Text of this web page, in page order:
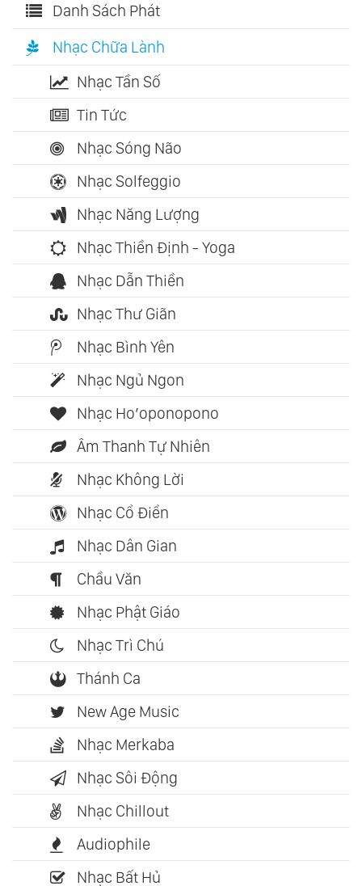
Danh Sách Phát
Nhạc Chữa Lành
Nhạc Tần Số
Tin Tức
Nhạc Sóng Não
Nhạc Solfeggio
Nhạc Năng Lượng
Nhạc Thiền Định - Yoga
Nhạc Dẫn Thiền
Nhạc Thư Giãn
Nhạc Bình Yên
Nhạc Ngủ Ngon
Nhạc Ho’oponopono
Âm Thanh Tự Nhiên
Nhạc Không Lời
Nhạc Cổ Điển
Nhạc Dân Gian
Chầu Văn
Nhạc Phật Giáo
Nhạc Trì Chú
Thánh Ca
New Age Music
Nhạc Merkaba
Nhạc Sôi Động
Nhạc Chillout
Audiophile
Nhạc Bất Hủ